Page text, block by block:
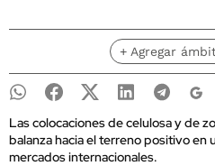
+ Agregar
Las colocaciones de celulosa y de
balanza hacia el terreno positivo en
mercados internacionales.